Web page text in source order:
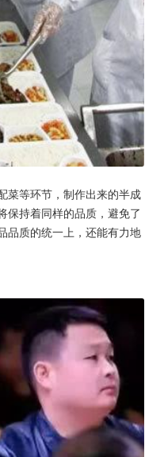
菜等环节，制作出来的半成
保持着同样的品质，避免了
品质的统一上，还能有力地